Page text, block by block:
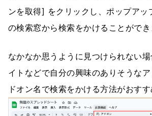
ンを取得] をクリックし、ポップアッ
の検索窓から検索をかけることができ
なかなか思うように見つけられない
イトなどで自分の興味のありそうな
ドオン名で検索をかける方法がおすす